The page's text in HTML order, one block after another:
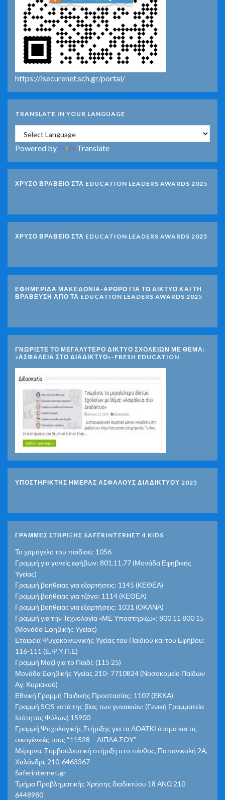
https://isecurenet.sch.gr/portal/
TRANSLATE IN YOUR LANGUAGE
Powered by Translate
ΧΡΥΣΟ ΒΡΑΒΕΙΟ ΣΤΑ EDUCATION LEADERS AWARDS 2025
ΧΡΥΣΟ ΒΡΑΒΕΙΟ ΣΤΑ EDUCATION LEADERS AWARDS 2025
ΕΦΗΜΕΡΙΔΑ ΜΑΚΕΔΟΝΙΑ-ΑΡΘΡΟ ΓΙΑ ΤΟ ΔΙΚΤΥΟ ΚΑΙ ΤΗ
ΒΡΑΒΕΥΣΗ ΑΠΟ ΤΑ EDUCATION LEADERS AWARDS 2025
ΓΝΩΡΊΣΤΕ ΤΟ ΜΕΓΑΛΎΤΕΡΟ ΔΊΚΤΥΟ ΣΧΟΛΕΊΩΝ ΜΕ ΘΈΜΑ:
«ΑΣΦΆΛΕΙΑ ΣΤΟ ΔΙΑΔΊΚΤΥΟ»-FRESH EDUCATION
ΥΠΟΣΤΗΡΙΚΤΗΣ ΗΜΕΡΑΣ ΑΣΦΑΛΟΥΣ ΔΙΑΔΙΚΤΥΟΥ 2025
ΓΡΑΜΜΕΣ ΣΤΗΡΙΞΗΣ SAFERINTERNET 4 KIDS
Το χαμόγελο του παιδιού: 1056
Γραμμή για γονείς εφήβων: 801.11.77 (Μονάδα Εφηβικής
Υγείας)
Γραμμή βοήθειας για εξαρτήσεις: 1145 (ΚΕΘΕΑ)
Γραμμή βοήθειας για τζόγο: 1114 (ΚΕΘΕΑ)
Γραμμή βοήθειας για εξαρτήσεις: 1031 (ΟΚΑΝΑ)
Γραμμή για την Τεχνολογία «ΜΕ Υποστηρίζω»: 800 11 800 15
(Μονάδα Εφηβικής Υγείας)
Εταιρεία Ψυχοκοινωνικής Υγείας του Παιδιού και του Εφήβου:
116-111 (Ε.Ψ.Υ.Π.Ε)
Γραμμή Μαζί για το Παιδί: (115 25)
Μονάδα Εφηβικής Υγείας 210- 7710824 (Νοσοκομείο Παίδων
Αγ. Κυριακού)
Εθνική Γραμμή Παιδικής Προστασίας: 1107 (ΕΚΚΑ)
Γραμμή SOS κατά της βίας των γυναικών: (Γενική Γραμματεία
Ισότητας Φύλων) 15900
Γραμμή Ψυχολογικής Στήριξης για τα ΛΟΑΤΚΙ άτομα και τις
οικογένειές τους “11528 – ΔΙΠΛΑ ΣΟΥ”
Μέριμνα, Συμβουλευτική στήριξη στο πένθος, Παπανικολή 2Α,
Χαλάνδρι, 210-6463367
Saferinternet.gr
Τμήμα Προβληματικής Χρήσης διαδικτύου 18 ΑΝΩ 210
6448980